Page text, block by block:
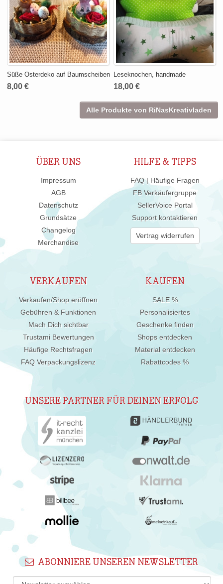
Süße Osterdeko auf Baumscheiben
8,00 €
Leseknochen, handmade
18,00 €
Alle Produkte von RiNasKreativladen
ÜBER UNS
Impressum
AGB
Datenschutz
Grundsätze
Changelog
Merchandise
HILFE & TIPPS
FAQ | Häufige Fragen
FB Verkäufergruppe
SellerVoice Portal
Support kontaktieren
Vertrag widerrufen
VERKAUFEN
Verkaufen/Shop eröffnen
Gebühren & Funktionen
Mach Dich sichtbar
Trustami Bewertungen
Häufige Rechtsfragen
FAQ Verpackungslizenz
KAUFEN
SALE %
Personalisiertes
Geschenke finden
Shops entdecken
Material entdecken
Rabattcodes %
UNSERE PARTNER FÜR DEINEN ERFOLG
ABONNIERE UNSEREN NEWSLETTER